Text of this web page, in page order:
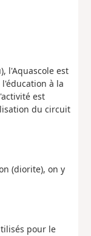
l'Aquascole est
à la
est
du circuit
(diorite), on y
pour le